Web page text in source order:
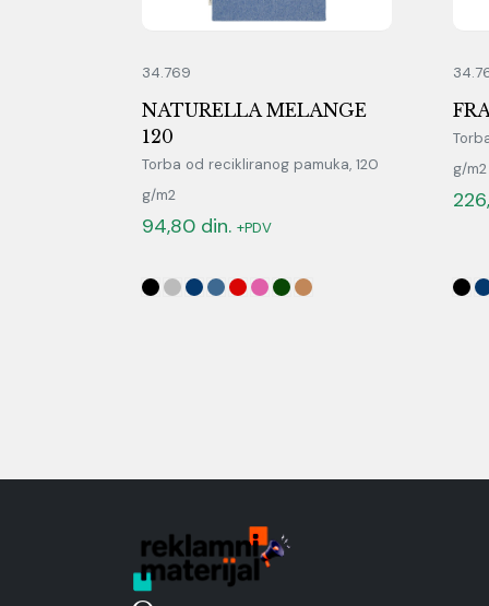
34.769
NATURELLA MELANGE
120
Torba od recikliranog pamuka, 120
g/m2
94,80 din. +PDV
g/m2